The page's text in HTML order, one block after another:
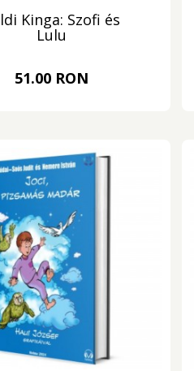
Kinga: Szofi és
Lulu
51.00 RON